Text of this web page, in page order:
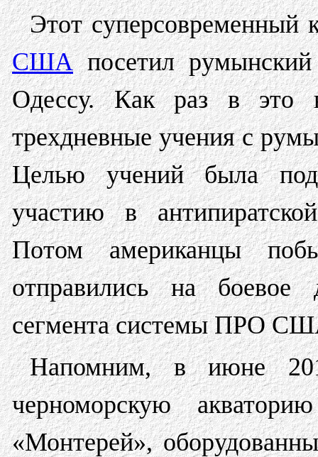
Этот суперсовременный
СШАпосетил румынский
Одессу. Как раз в это
трехдневные учения с
Целью учений была
участию в
Потом американцы
отправились на боевое
сегмента системы ПРО
Напомним, в июне
черноморскую
«Монтерей»,